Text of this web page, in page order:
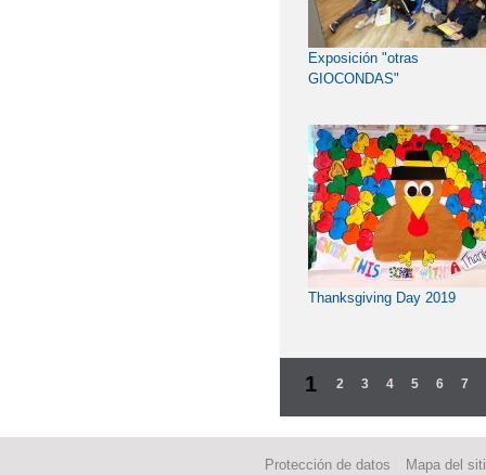
Exposición "otras
GIOCONDAS"
Thanksgiving Day 2019
1 2 3 4 5 6 7
Protección de datos Mapa del